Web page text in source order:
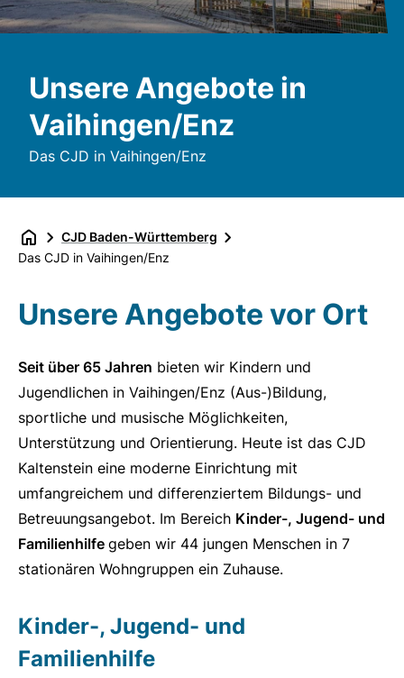
Unsere Angebote in
Vaihingen/Enz
Das CJD in Vaihingen/Enz
CJD Baden-Württemberg
Das CJD in Vaihingen/Enz
Unsere Angebote vor Ort
Seit über 65 Jahren bieten wir Kindern und
Jugendlichen in Vaihingen/Enz (Aus-)Bildung,
sportliche und musische Möglichkeiten,
Unterstützung und Orientierung. Heute ist das CJD
Kaltenstein eine moderne Einrichtung mit
umfangreichem und differenziertem Bildungs- und
Betreuungsangebot. Im Bereich Kinder-, Jugend- und
Familienhilfe geben wir 44 jungen Menschen in 7
stationären Wohngruppen ein Zuhause.
Kinder-, Jugend- und
Familienhilfe